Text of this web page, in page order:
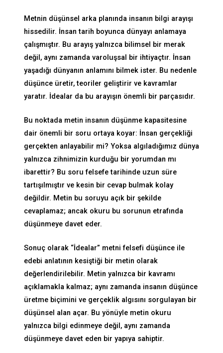
Metnin düşünsel arka planında insanın bilgi arayışı
hissedilir. İnsan tarih boyunca dünyayı anlamaya
çalışmıştır. Bu arayış yalnızca bilimsel bir merak
değil, aynı zamanda varoluşsal bir ihtiyaçtır. İnsan
yaşadığı dünyanın anlamını bilmek ister. Bu nedenle
düşünce üretir, teoriler geliştirir ve kavramlar
yaratır. İdealar da bu arayışın önemli bir parçasıdır.
Bu noktada metin insanın düşünme kapasitesine
dair önemli bir soru ortaya koyar: İnsan gerçekliği
gerçekten anlayabilir mi? Yoksa algıladığımız dünya
yalnızca zihnimizin kurduğu bir yorumdan mı
ibarettir? Bu soru felsefe tarihinde uzun süre
tartışılmıştır ve kesin bir cevap bulmak kolay
değildir. Metin bu soruyu açık bir şekilde
cevaplamaz; ancak okuru bu sorunun etrafında
düşünmeye davet eder.
Sonuç olarak “İdealar” metni felsefi düşünce ile
edebi anlatının kesiştiği bir metin olarak
değerlendirilebilir. Metin yalnızca bir kavramı
açıklamakla kalmaz; aynı zamanda insanın düşünce
üretme biçimini ve gerçeklik algısını sorgulayan bir
düşünsel alan açar. Bu yönüyle metin okuru
yalnızca bilgi edinmeye değil, aynı zamanda
düşünmeye davet eden bir yapıya sahiptir.